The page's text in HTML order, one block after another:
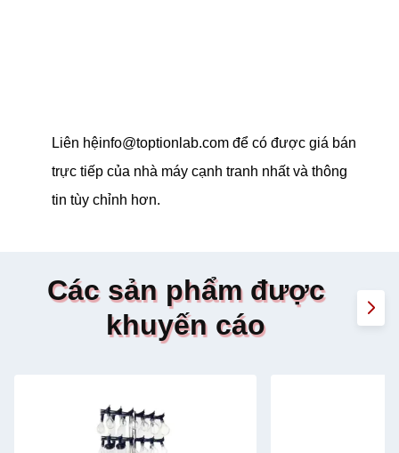
Liên hệinfo@toptionlab.com để có được giá bán
trực tiếp của nhà máy cạnh tranh nhất và thông
tin tùy chỉnh hơn.
Các sản phẩm được
khuyến cáo